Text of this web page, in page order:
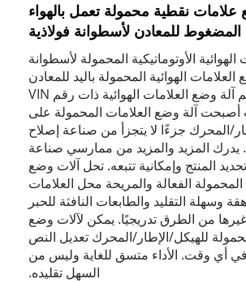
علامات نقطية محمولة تعمل بالهواء
المضغوط للمعادن لأسطوانة فولاذية
الأوتوماتيكية المحمولة لأسطوانة
الهوائية المحمولة باليد للمعادن
للوحة الاسم آلة وضع العلامات الهوائية ذات رقم VIN
أصبحت آلة وضع العلامات المحمولة على
المحرك جزءًا لا يتجزأ من صناعة إصلاح
يدرك المزيد والمزيد من ممارسي صناعة
المنتج وإمكانية تتبعه. تحل آلات وضع
المحمولة الفعالة والمريحة محل العلامات
وسهلة التقليد والطابعات النافثة للحبر
من الطرق تدريجيًا. يمكن لآلات وضع
للهيكل/الإطار/المحرك تعديل النص
أي وقت. الأداء متسق للغاية وليس من
السهل تقليده.